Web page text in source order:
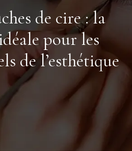
de cire : la
pour les
de l’esthétique